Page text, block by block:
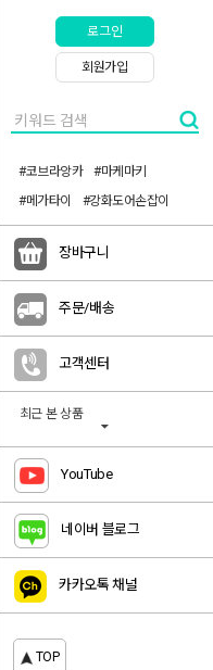
송
청
로그인
회원가입
#코브라앙카
#마케마키
#메가타이
#강화도어손잡이
장바구니
주문/배송
고객센터
최근 본 상품
YouTube
네이버 블로그
카카오톡 채널
TOP